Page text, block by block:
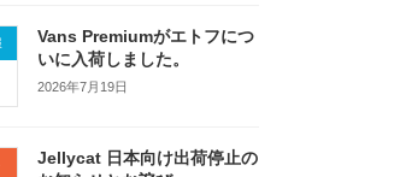
Vans Premiumがエトフにつ
いに入荷しました。
2026年7月19日
Jellycat 日本向け出荷停止の